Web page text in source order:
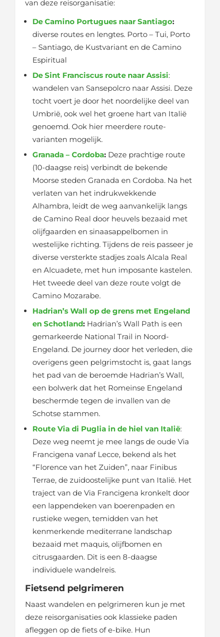
van deze reisorganisatie:
De Camino Portugues naar Santiago:
diverse routes en lengtes. Porto – Tui, Porto
– Santiago, de Kustvariant en de Camino
Espiritual
De Sint Franciscus route naar Assisi:
wandelen van Sansepolcro naar Assisi. Deze
tocht voert je door het noordelijke deel van
Umbrië, ook wel het groene hart van Italië
genoemd. Ook hier meerdere route-
varianten mogelijk.
Granada – Cordoba: Deze prachtige route
(10-daagse reis) verbindt de bekende
Moorse steden Granada en Cordoba. Na het
verlaten van het indrukwekkende
Alhambra, leidt de weg aanvankelijk langs
de Camino Real door heuvels bezaaid met
olijfgaarden en sinaasappelbomen in
westelijke richting. Tijdens de reis passeer je
diverse versterkte stadjes zoals Alcala Real
en Alcuadete, met hun imposante kastelen.
Het tweede deel van deze route volgt de
Camino Mozarabe.
Hadrian’s Wall op de grens met Engeland
en Schotland: Hadrian’s Wall Path is een
gemarkeerde National Trail in Noord-
Engeland. De journey door het verleden, die
overigens geen pelgrimstocht is, gaat langs
het pad van de beroemde Hadrian’s Wall,
een bolwerk dat het Romeinse Engeland
beschermde tegen de invallen van de
Schotse stammen.
Route Via di Puglia in de hiel van Italië:
Deze weg neemt je mee langs de oude Via
Francigena vanaf Lecce, bekend als het
“Florence van het Zuiden”, naar Finibus
Terrae, de zuidoostelijke punt van Italië. Het
traject van de Via Francigena kronkelt door
een lappendeken van boerenpaden en
rustieke wegen, temidden van het
kenmerkende mediterrane landschap
bezaaid met maquis, olijfbomen en
citrusgaarden. Dit is een 8-daagse
individuele wandelreis.
Fietsend pelgrimeren
Naast wandelen en pelgrimeren kun je met
deze reisorganisaties ook klassieke paden
afleggen op de fiets of e-bike. Hun